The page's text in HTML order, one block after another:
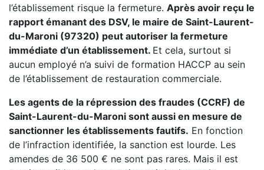
l’établissement risque la fermeture. Après avoir reçu le
rapport émanant des DSV, le maire de Saint-Laurent-
du-Maroni (97320) peut autoriser la fermeture
immédiate d’un établissement. Et cela, surtout si
aucun employé n’a suivi de formation HACCP au sein
de l’établissement de restauration commerciale.
Les agents de la répression des fraudes (CCRF) de
Saint-Laurent-du-Maroni sont aussi en mesure de
sanctionner les établissements fautifs. En fonction
de l’infraction identifiée, la sanction est lourde. Les
amendes de 36 500 € ne sont pas rares. Mais il est